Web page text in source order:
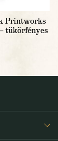
Printworks
tükörfényes